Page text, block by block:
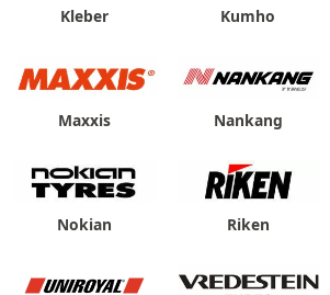
Kleber Kumho
Maxxis Nankang
Nokian Riken